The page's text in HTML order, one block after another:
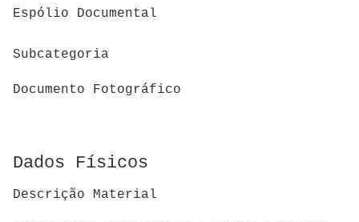
Espólio Documental
Subcategoria
Documento Fotográfico
Dados Físicos
Descrição Material